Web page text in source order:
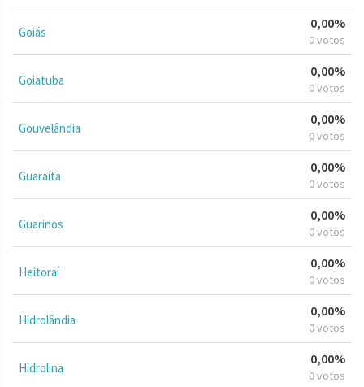
Goiás
0,00%
0 votos
Goiatuba
0,00%
0 votos
Gouvelândia
0,00%
0 votos
Guaraíta
0,00%
0 votos
Guarinos
0,00%
0 votos
Heitoraí
0,00%
0 votos
Hidrolândia
0,00%
0 votos
Hidrolina
0,00%
0 votos